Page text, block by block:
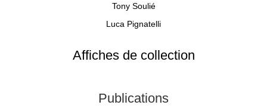
Tony Soulié
Luca Pignatelli
Affiches de collection
Publications